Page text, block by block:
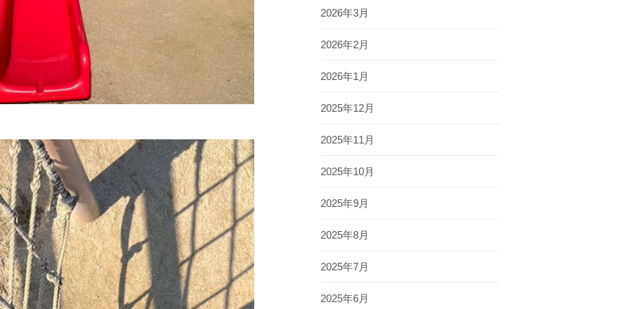
2026年3月
2026年2月
2026年1月
2025年12月
2025年11月
2025年10月
2025年9月
2025年8月
2025年7月
2025年6月